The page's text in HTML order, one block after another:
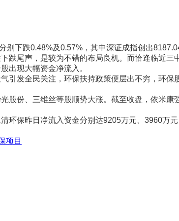
下跌0.48%及0.57%，其中深证成指创出
尾声，是较为不错的布局良机。而恰逢临近三
出现大幅资金净流入。
发全民关注，环保扶持政策便层出不穷，环保
份、三维丝等股顺势大涨。截至收盘，依米康
保昨日净流入资金分别达9205万元、3960万
项目